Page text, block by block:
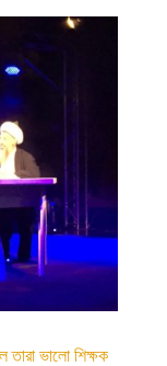
তারা ভালো শিক্ষক